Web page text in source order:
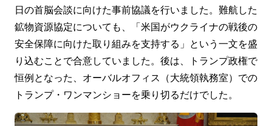
日の首脳会談に向けた事前協議を行いました。難航した
鉱物資源協定についても、「米国がウクライナの戦後の
安全保障に向けた取り組みを支持する」という一文を盛
り込むことで合意していました。後は、トランプ政権で
恒例となった、オーバルオフィス（大統領執務室）での
トランプ・ワンマンショーを乗り切るだけでした。